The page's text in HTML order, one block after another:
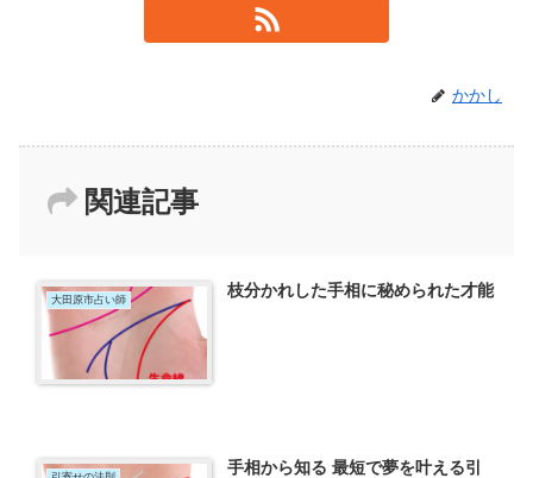
かかし
関連記事
大田原市占い師 枝分かれした手相に秘められた才能
手相から知る 最短で夢を叶える引